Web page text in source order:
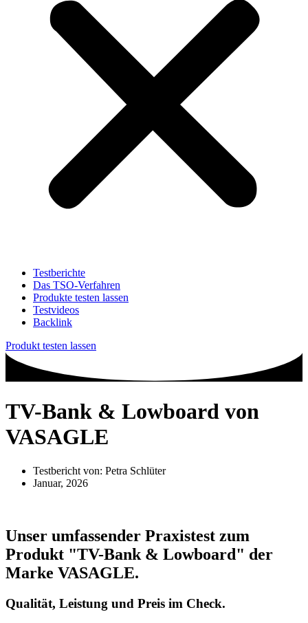
Testberichte
Das TSO-Verfahren
Produkte testen lassen
Testvideos
Backlink
Produkt testen lassen
TV-Bank & Lowboard von
VASAGLE
Testbericht von: Petra Schlüter
Januar, 2026
Unser umfassender Praxistest zum
Produkt "TV-Bank & Lowboard" der
Marke VASAGLE.
Qualität, Leistung und Preis im Check.